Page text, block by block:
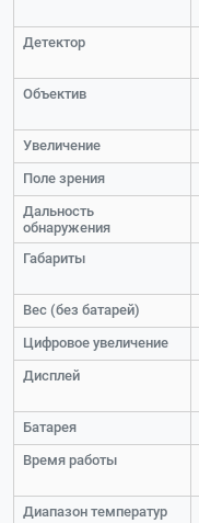
Детектор
Объектив
Увеличение
Поле зрения
Дальность
обнаружения
Габариты
Вес (без батарей)
Цифровое увеличение
Дисплей
Батарея
Время работы
Диапазон температур